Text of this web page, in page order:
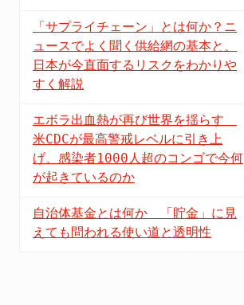
「サプライチェーン」とは何か？ニ
ュースでよく聞く供給網の基本と、
日本が今直面するリスクをわかりや
すく解説
エボラ出血熱が再び世界を揺らす
米CDCが最高警戒レベルに引き上
げ、感染者1000人超のコンゴで今何
が起きているのか
自治体基金とは何か 「貯金」に見
えても問われる使い道と透明性